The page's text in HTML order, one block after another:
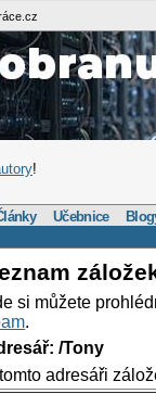
!
Učebnice
si můžete
.
/Tony
adresáři